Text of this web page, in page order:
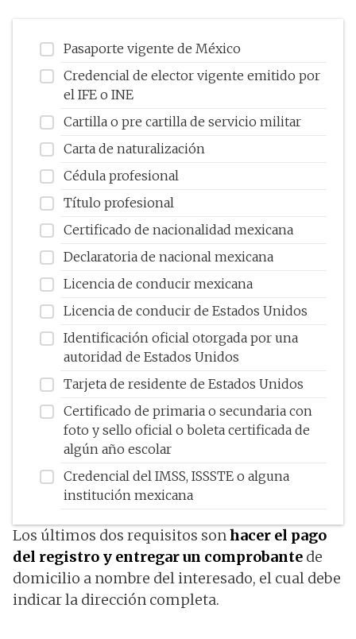
Pasaporte vigente de México
Credencial de elector vigente emitido por
el IFE o INE
Cartilla o pre cartilla de servicio militar
Carta de naturalización
Cédula profesional
Título profesional
Certificado de nacionalidad mexicana
Declaratoria de nacional mexicana
Licencia de conducir mexicana
Licencia de conducir de Estados Unidos
Identificación oficial otorgada por una
autoridad de Estados Unidos
Tarjeta de residente de Estados Unidos
Certificado de primaria o secundaria con
foto y sello oficial o boleta certificada de
algún año escolar
Credencial del IMSS, ISSSTE o alguna
institución mexicana
Los últimos dos requisitos sonhacer el pago
del registro y entregar un comprobante de
domicilio a nombre del interesado, el cual debe
indicar la dirección completa.